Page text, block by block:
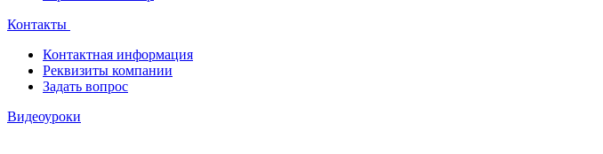
Контакты
Контактная информация
Реквизиты компании
Задать вопрос
Видеоуроки